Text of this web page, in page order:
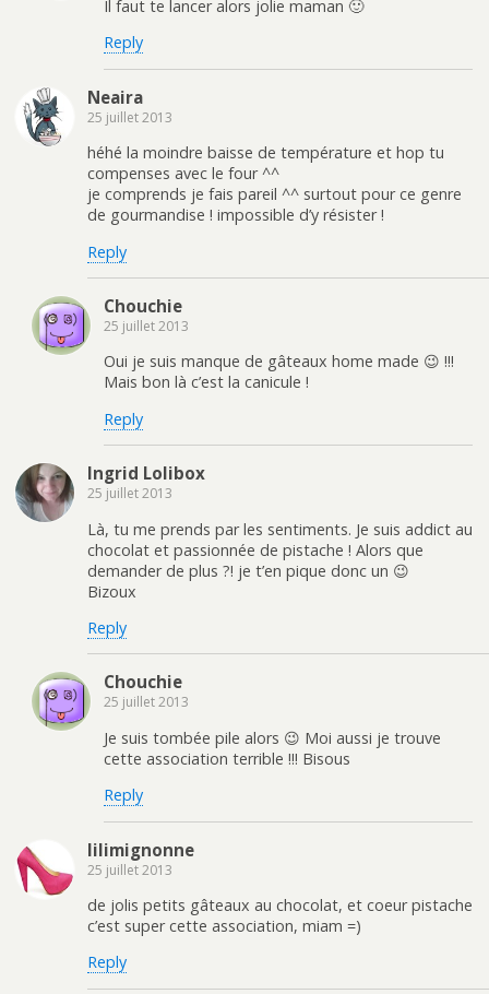
Il faut te lancer alors jolie maman 🙂
Reply
Neaira
25 juillet 2013
héhé la moindre baisse de température et hop tu
compenses avec le four ^^
je comprends je fais pareil ^^ surtout pour ce genre
de gourmandise ! impossible d’y résister !
Reply
Chouchie
25 juillet 2013
Oui je suis manque de gâteaux home made 😉 !!!
Mais bon là c’est la canicule !
Reply
Ingrid Lolibox
25 juillet 2013
Là, tu me prends par les sentiments. Je suis addict au
chocolat et passionnée de pistache ! Alors que
demander de plus ?! je t’en pique donc un 😉
Bizoux
Reply
Chouchie
25 juillet 2013
Je suis tombée pile alors 😉 Moi aussi je trouve
cette association terrible !!! Bisous
Reply
lilimignonne
25 juillet 2013
de jolis petits gâteaux au chocolat, et coeur pistache
c’est super cette association, miam =)
Reply